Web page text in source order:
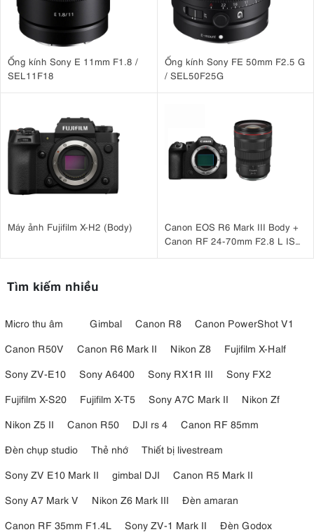
Ống kính Sony E 11mm F1.8 /
SEL11F18
Ống kính Sony FE 50mm F2.5 G
/ SEL50F25G
Máy ảnh Fujifilm X-H2 (Body)
Canon EOS R6 Mark III Body +
Canon RF 24-70mm F2.8 L IS
Tìm kiếm nhiều
Micro thu âm Gimbal Canon R8
Canon PowerShot V1
Canon R50V
Canon R6 Mark II Nikon Z8
Fujifilm X-Half
Sony ZV-E10
Sony A6400 Sony RX1R III
Sony FX2
Fujifilm X-S20
Fujifilm X-T5 Sony A7C Mark II
Nikon Zf
Nikon Z5 II
Canon R50 DJI rs 4
Canon RF 85mm
Đèn chụp studio
Thẻ nhớ
Thiết bị livestream
Sony ZV E10 Mark II
gimbal DJI
Canon R5 Mark II
Sony A7 Mark V
Nikon Z6 Mark III
Đèn amaran
Canon RF 35mm F1.4L
Sony ZV-1 Mark II
Đèn Godox